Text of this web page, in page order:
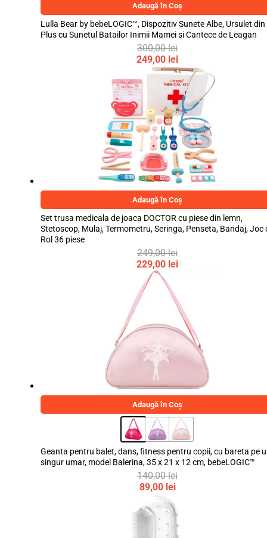
Adaugă în Coș
Lulla Bear by bebeLOGIC™, Dispozitiv Sunete Albe, Ursulet din
Plus cu Sunetul Batailor Inimii Mamei si Cantece de Leagan
300,00lei
Prețul
inițial
fost:
300,00 lei.
249,00 lei
Prețul
curent
este:
249,00 lei.
Adaugă în Coș
Set trusa medicala de joaca DOCTOR cu piese din lemn,
Stetoscop, Mulaj, Termometru, Seringa, Penseta, Bandaj, Joc
Rol 36 piese
249,00lei
Prețul
inițial
fost:
249,00 lei.
229,00 lei
Prețul
curent
este:
229,00 lei.
Adaugă în Coș
Geanta pentru balet, dans, fitness pentru copii, cu bareta pe
singur umar, model Balerina, 35 x 21 x 12 cm, bebeLOGIC™
140,00lei
Prețul
inițial
a
fost:
140,00 lei.
89,00 lei
Prețul
curent
este:
89,00 lei.